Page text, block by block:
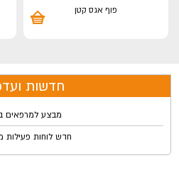
פוף אגס קטן
חדשות
מבצע למרפאים
חדש לוחות פעילות